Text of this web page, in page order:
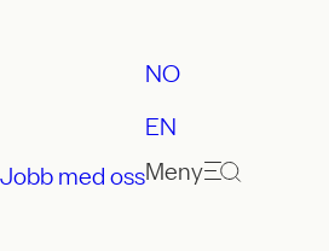
Jobb med oss
NO
EN
Meny